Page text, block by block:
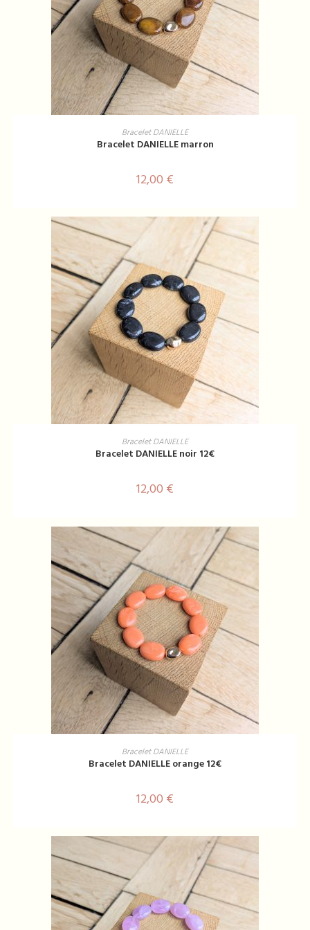
LIRE LA SUITE
Bracelet DANIELLE
Bracelet DANIELLE marron
12,00 €
AJOUTER AU PANIER
Bracelet DANIELLE
Bracelet DANIELLE noir 12€
12,00 €
AJOUTER AU PANIER
Bracelet DANIELLE
Bracelet DANIELLE orange 12€
12,00 €